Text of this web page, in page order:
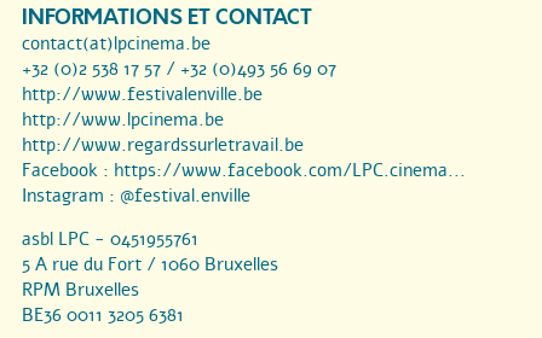
INFORMATIONS ET CONTACT
contact(at)lpcinema.be
+32 (0)2 538 17 57 / +32 (0)493 56 69 07
http://www.festivalenville.be
http://www.lpcinema.be
http://www.regardssurletravail.be
Facebook : https://www.facebook.com/LPC.cinema...
Instagram : @festival.enville
asbl LPC - 0451955761
5 A rue du Fort / 1060 Bruxelles
RPM Bruxelles
BE36 0011 3205 6381